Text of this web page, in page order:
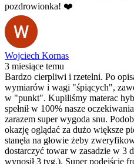
pozdrowionka! ❤️
Wojciech Kornas
3 miesiące temu
Bardzo cierpliwi i rzetelni. Po
wymiarów i wagi "śpiących",
w "punkt". Kupiliśmy materac
spełnił w 100% nasze
zarazem super wygoda snu.
okazję oglądać za dużo większe
stanęła na głowie żeby
dostarczyć towar w zasadzie w 3
wynosił 3 tyg.). Super podejście